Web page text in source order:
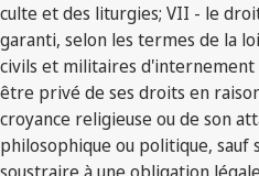
culte et des liturgies; VII - le
garanti, selon les termes de la
civils et militaires
être privé de ses droits en
croyance religieuse ou de son
philosophique ou politique, sauf